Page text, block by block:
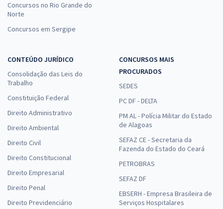
Concursos no Rio Grande do
Norte
Concursos em Sergipe
CONTEÚDO JURÍDICO
Consolidação das Leis do
Trabalho
Constituição Federal
Direito Administrativo
Direito Ambiental
Direito Civil
Direito Constitucional
Direito Empresarial
Direito Penal
Direito Previdenciário
CONCURSOS MAIS
PROCURADOS
SEDES
PC DF - DELTA
PM AL - Polícia Militar do Estado
de Alagoas
SEFAZ CE - Secretaria da
Fazenda do Estado do Ceará
PETROBRAS
SEFAZ DF
EBSERH - Empresa Brasileira de
Serviços Hospitalares